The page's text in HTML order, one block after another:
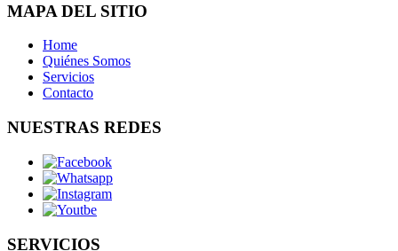
MAPA DEL SITIO
Home
Quiénes Somos
Servicios
Contacto
NUESTRAS REDES
SERVICIOS